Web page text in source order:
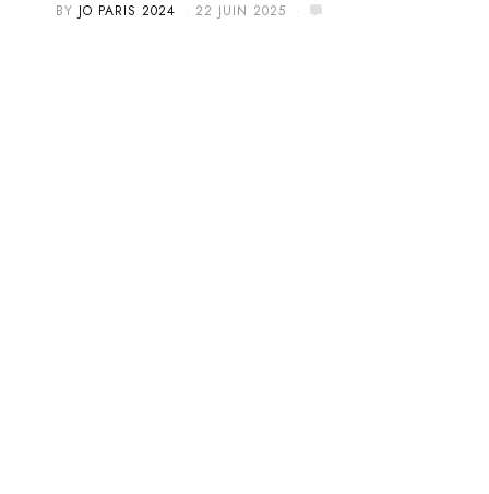
BY JO PARIS 2024 22 JUIN 2025